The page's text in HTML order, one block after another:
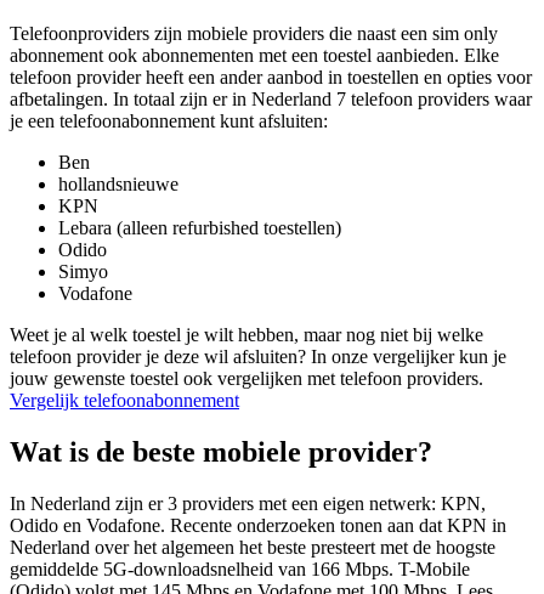
Telefoonproviders zijn mobiele providers die naast een sim only
abonnement ook abonnementen met een toestel aanbieden. Elke
telefoon provider heeft een ander aanbod in toestellen en opties voor
afbetalingen. In totaal zijn er in Nederland 7 telefoon providers waar
je een telefoonabonnement kunt afsluiten:
Ben
hollandsnieuwe
KPN
Lebara (alleen refurbished toestellen)
Odido
Simyo
Vodafone
Weet je al welk toestel je wilt hebben, maar nog niet bij welke
telefoon provider je deze wil afsluiten? In onze vergelijker kun je
jouw gewenste toestel ook vergelijken met telefoon providers.
Vergelijk telefoonabonnement
Wat is de beste mobiele provider?
In Nederland zijn er 3 providers met een eigen netwerk: KPN,
Odido en Vodafone. Recente onderzoeken tonen aan dat KPN in
Nederland over het algemeen het beste presteert met de hoogste
gemiddelde 5G-downloadsnelheid van 166 Mbps. T-Mobile